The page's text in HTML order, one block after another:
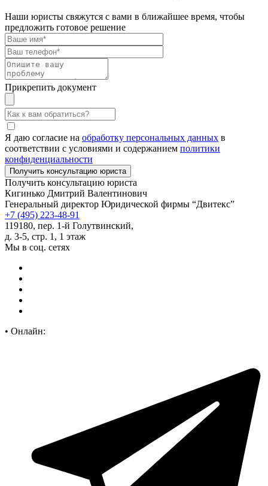
Наши юристы свяжутся с вами в ближайшее время, чтобы
предложить готовое решение
Прикрепить документ
Я даю согласие на обработку персональных данных в
соответствии с условиями и содержанием политики
конфиденциальности
Получить консультацию юриста
Кигинько Дмитрий Валентинович
Генеральный директор Юридической фирмы “Двитекс”
+7 (495) 223-48-91
119180, пер. 1-й Голутвинский,
д. 3-5, стр. 1, 1 этаж
Мы в соц. сетях
• Онлайн: